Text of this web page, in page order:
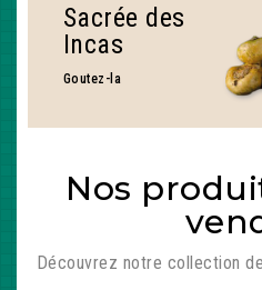
Sacrée des
Incas
Goutez-la
Nos
Découvrez notre collection